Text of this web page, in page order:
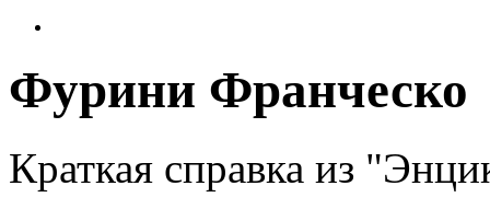
Фурини Франческо
Краткая справка из